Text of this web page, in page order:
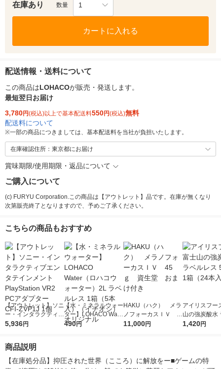
在庫あり 数量 1
カートに入れる
配送情報・送料について
この商品はLOHACOが販売・発送します。
最短翌日お届け
3,780円(税込)以上で基本配送料550円(税込)無料
配送料について
※一部の商品につきましては、基本配送料を当社が負担いたします。
在庫確認住所：東京都にお届け
賞味期限/使用期限・返品について
ご購入について
(c) FURYU Corporation.この商品は【アウトレット】品です。在庫が無くなり
次第販売終了となりますので、予めご了承ください。
こちらの商品もおすすめ
【アウトレット】ソニ
ー・インタラクティブ
エンタテインメント P
個
5,936円
【水・ミネラルウォー
ター】LOHACO Wate
r（ロハコウォータ
490円
HAKU（ハク） メラ
ノフォーカスＩＶ 4
5ｇ 資生堂 おまけ
11,000円
アイリスフー
山の強炭酸水
レス 500ml 1
1,420円
商品説明
【在庫処分品】抑圧された世界（こころ）に解放をー■ゲームの特